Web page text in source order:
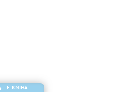
E-KNIHA